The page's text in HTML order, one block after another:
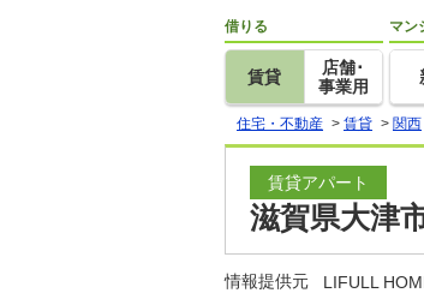
借りる
賃貸
店舗･
事業用
マン
住宅・不動産 > 賃貸 > 関西
賃貸アパート
滋賀県大津
情報提供元 LIFULL